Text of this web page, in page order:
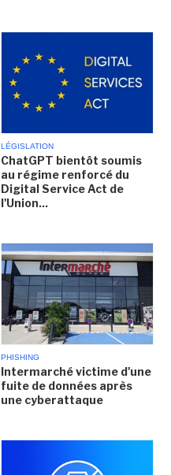
LÉGISLATION
ChatGPT bientôt soumis
au régime renforcé du
Digital Service Act de
l'Union...
PHISHING
Intermarché victime d'une
fuite de données après
une cyberattaque